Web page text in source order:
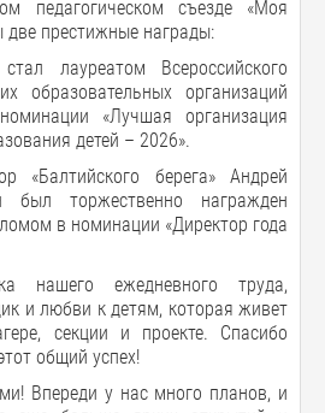
педагогическом съезде «Моя
две престижные награды:
лауреатом Всероссийского
образовательных организаций
«Лучшая организация
детей – 2026».
«Балтийского берега» Андрей
был торжественно награжден
в номинации «Директор года
нашего ежедневного труда,
и любви к детям, которая живет
секции и проекте. Спасибо
общий успех!
Впереди у нас много планов, и